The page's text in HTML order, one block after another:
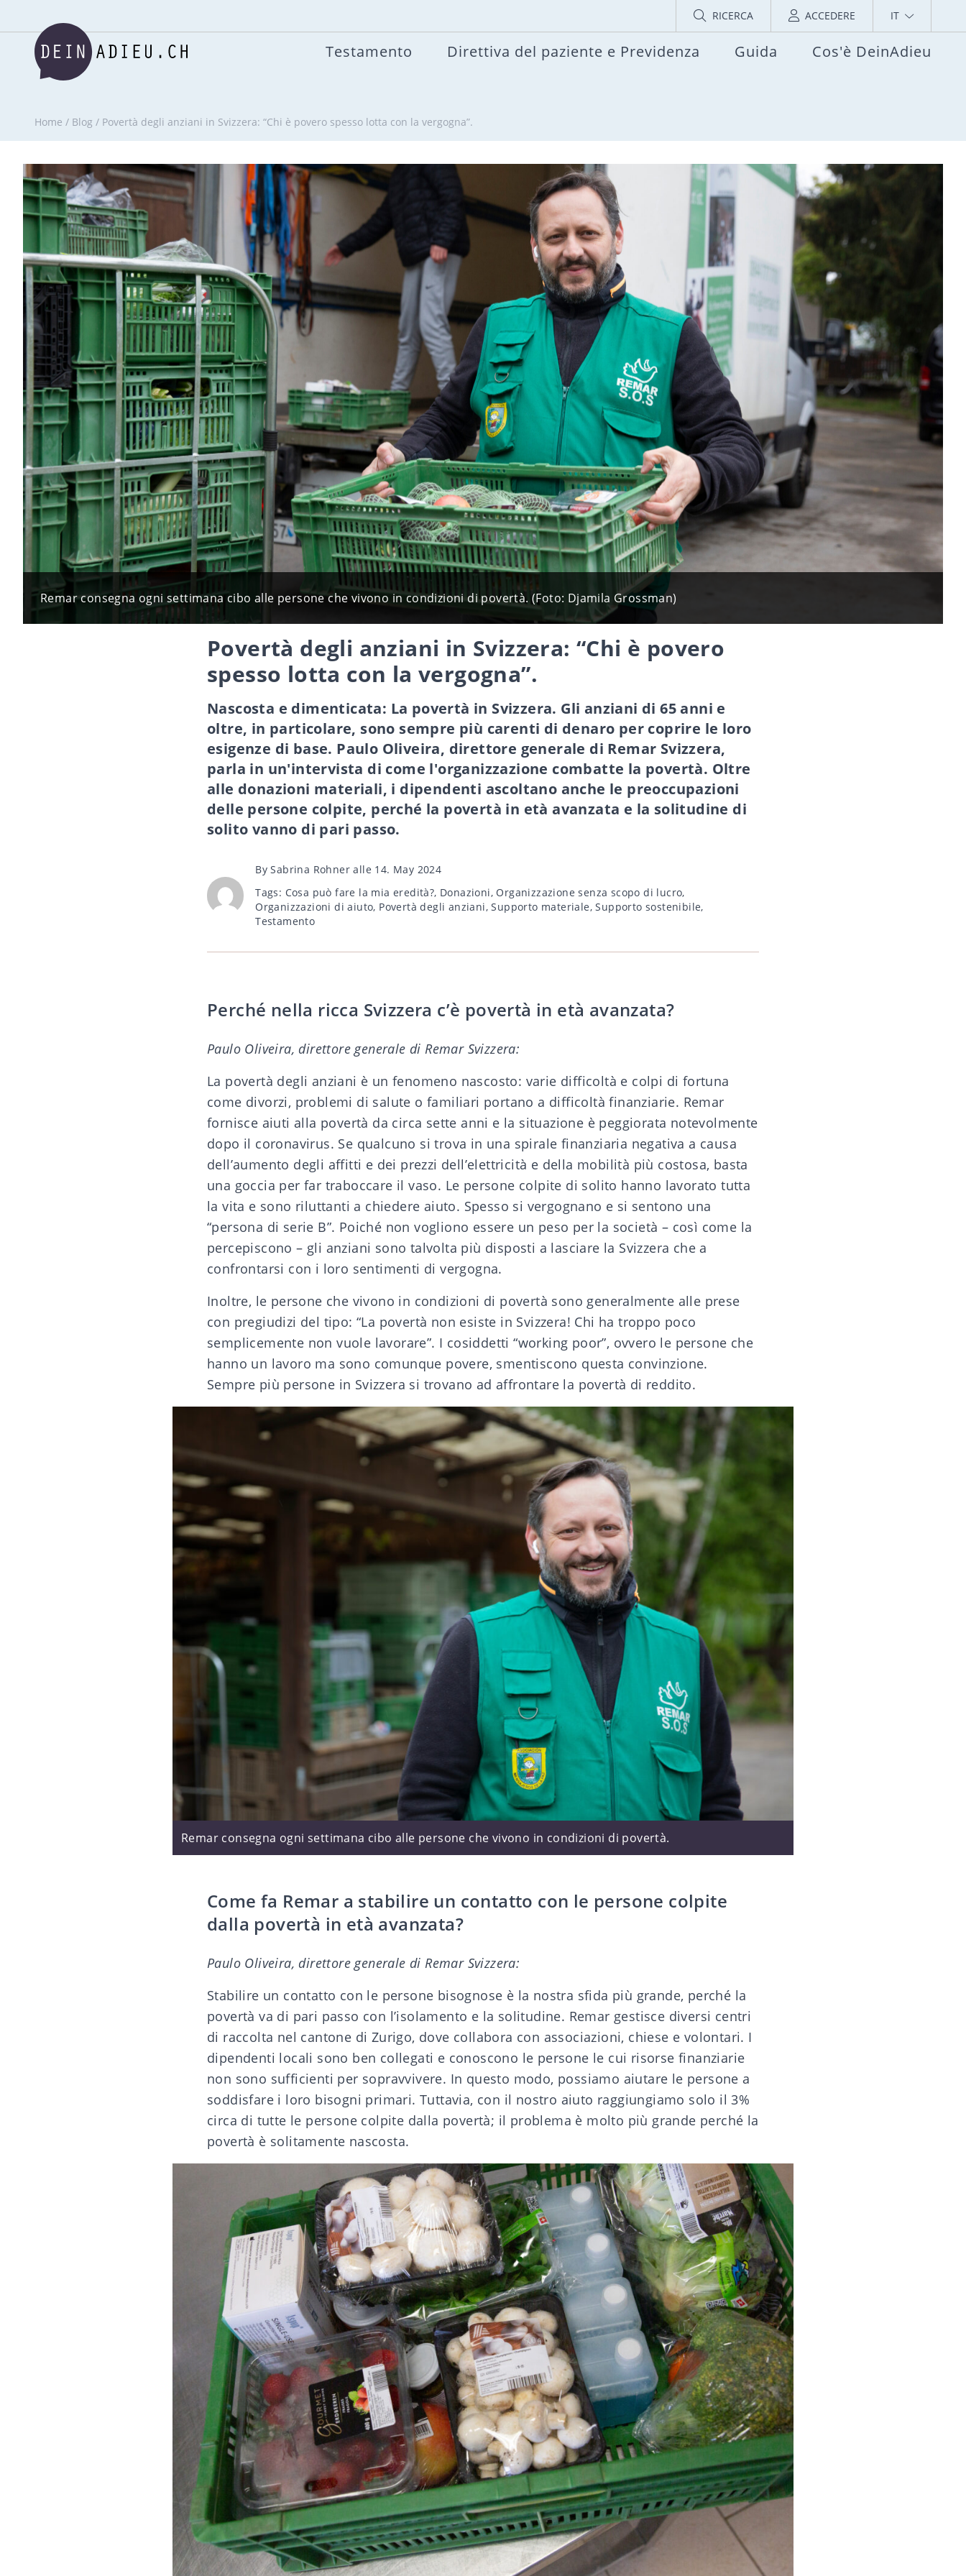
RICERCA ACCEDERE IT
Testamento Direttiva del paziente e Previdenza Guida Cos'è DeinAdieu
Home / Blog / Povertà degli anziani in Svizzera: “Chi è povero spesso lotta con la vergogna”.
Remar consegna ogni settimana cibo alle persone che vivono in condizioni di povertà. (Foto: Djamila Grossman)
Povertà degli anziani in Svizzera: “Chi è povero
spesso lotta con la vergogna”.
Nascosta e dimenticata: La povertà in Svizzera. Gli anziani di 65 anni e
oltre, in particolare, sono sempre più carenti di denaro per coprire le loro
esigenze di base. Paulo Oliveira, direttore generale di Remar Svizzera,
parla in un'intervista di come l'organizzazione combatte la povertà. Oltre
alle donazioni materiali, i dipendenti ascoltano anche le preoccupazioni
delle persone colpite, perché la povertà in età avanzata e la solitudine di
solito vanno di pari passo.
Post
BySabrina Rohner alle 14. May 2024
Tags
Tags: Cosa può fare la mia eredità?, Donazioni, Organizzazione senza scopo di lucro,
Organizzazioni di aiuto, Povertà degli anziani,Supporto materiale,Supporto sostenibile,
Testamento
Perché nella ricca Svizzera c’è povertà in età avanzata?
Paulo Oliveira, direttore generale di Remar Svizzera:
La povertà degli anziani è un fenomeno nascosto: varie difficoltà e colpi di fortuna
come divorzi, problemi di salute o familiari portano a difficoltà finanziarie. Remar
fornisce aiuti alla povertà da circa sette anni e la situazione è peggiorata notevolmente
dopo il coronavirus. Se qualcuno si trova in una spirale finanziaria negativa a causa
dell’aumento degli affitti e dei prezzi dell’elettricità e della mobilità più costosa, basta
una goccia per far traboccare il vaso. Le persone colpite di solito hanno lavorato tutta
la vita e sono riluttanti a chiedere aiuto. Spesso si vergognano e si sentono una
“persona di serie B”. Poiché non vogliono essere un peso per la società – così come la
percepiscono – gli anziani sono talvolta più disposti a lasciare la Svizzera che a
confrontarsi con i loro sentimenti di vergogna.
Inoltre, le persone che vivono in condizioni di povertà sono generalmente alle prese
con pregiudizi del tipo: “La povertà non esiste in Svizzera! Chi ha troppo poco
semplicemente non vuole lavorare”. I cosiddetti “working poor”, ovvero le persone che
hanno un lavoro ma sono comunque povere, smentiscono questa convinzione.
Sempre più persone in Svizzera si trovano ad affrontare la povertà di reddito.
Remar consegna ogni settimana cibo alle persone che vivono in condizioni di povertà.
Come fa Remar a stabilire un contatto con le persone colpite
dalla povertà in età avanzata?
Paulo Oliveira, direttore generale di Remar Svizzera:
Stabilire un contatto con le persone bisognose è la nostra sfida più grande, perché la
povertà va di pari passo con l’isolamento e la solitudine. Remar gestisce diversi centri
di raccolta nel cantone di Zurigo, dove collabora con associazioni, chiese e volontari. I
dipendenti locali sono ben collegati e conoscono le persone le cui risorse finanziarie
non sono sufficienti per sopravvivere. In questo modo, possiamo aiutare le persone a
soddisfare i loro bisogni primari. Tuttavia, con il nostro aiuto raggiungiamo solo il 3%
circa di tutte le persone colpite dalla povertà; il problema è molto più grande perché la
povertà è solitamente nascosta.